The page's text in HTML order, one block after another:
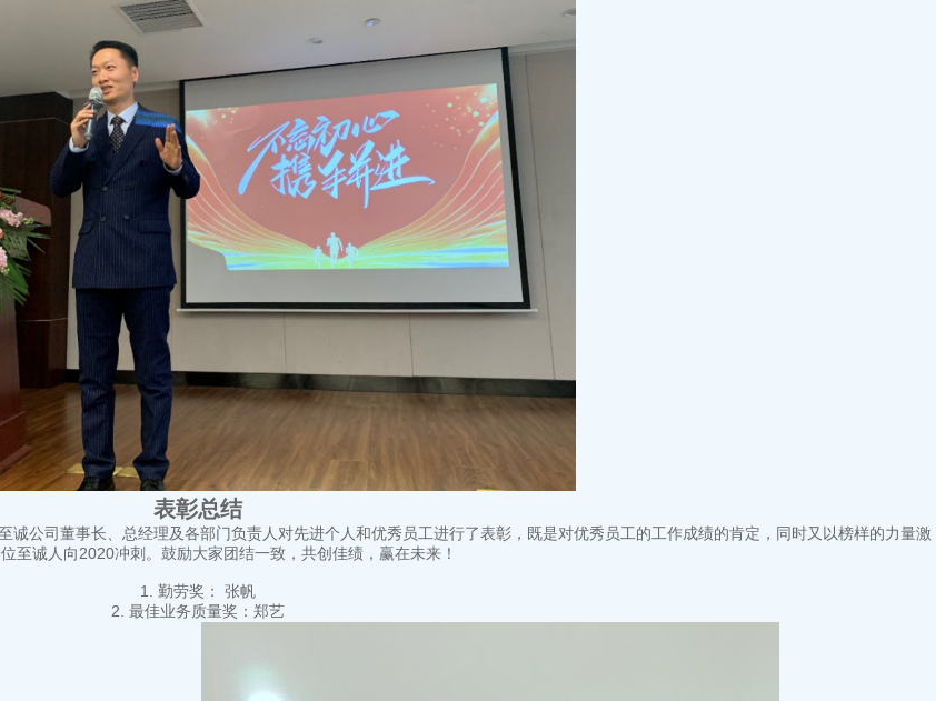
表彰总结
公司董事长、总经理及各部门负责人对先进个人和优秀员工进行了表彰，既是对优秀员工的工作成绩的肯定，同时又以榜样的力量激
至诚人向2020冲刺。鼓励大家团结一致，共创佳绩，赢在未来！
1. 勤劳奖： 张帆
2. 最佳业务质量奖：郑艺